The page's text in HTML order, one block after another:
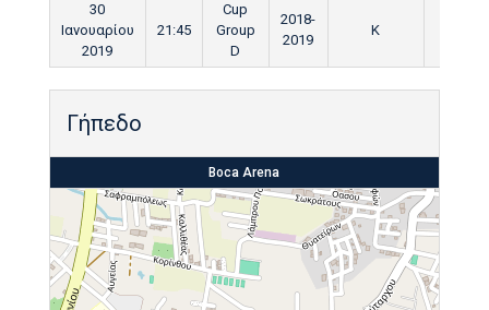
30
Ιανουαρίου
2019
21:45
Cup
Group
D
2018-
2019
K
Γήπεδο
Boca Arena